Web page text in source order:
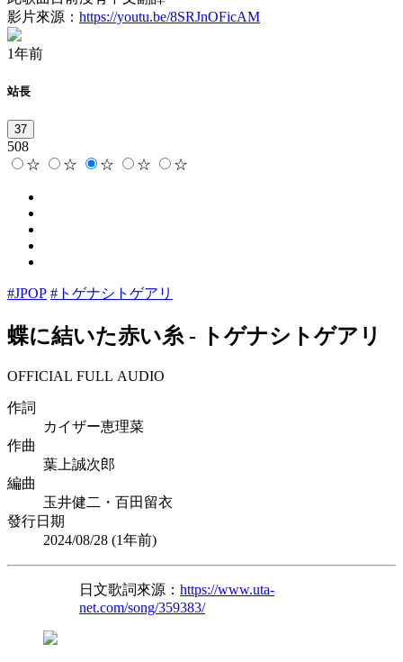
影片來源： https://youtu.be/8SRJnOFicAM
1年前
站長
37
508
☆
☆ ☆ ☆ ☆
#JPOP #トゲナシトゲアリ
蝶に結いた赤い糸- トゲナシトゲアリ
OFFICIAL FULL AUDIO
作詞
カイザー恵理菜
作曲
葉上誠次郎
編曲
玉井健二・百田留衣
發行日期
2024/08/28 (1年前)
日文歌詞來源： https://www.uta-
net.com/song/359383/